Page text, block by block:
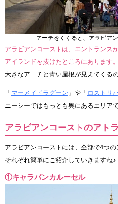
アーチをくぐると、アラビア
アラビアンコーストは、エントランス
アイランドを抜けたところにあります。
大きなアーチと青い屋根が見えてくる
「 マーメイドラグーン 」や「 ロストリ
ニーシーではもっとも奥にあるエリアで
アラビアンコーストのアト
アラビアンコーストには、全部で4つの
それぞれ簡単にご紹介していきますね♪
①キャラバンカルーセル